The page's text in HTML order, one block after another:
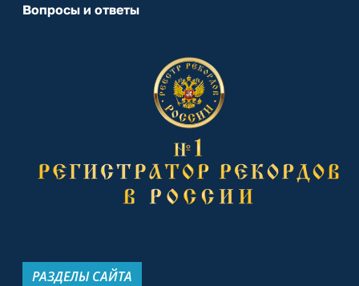
Вопросы и ответы
РАЗДЕЛЫ САЙТА